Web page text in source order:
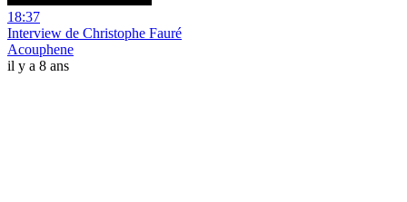
18:37
Interview de Christophe Fauré
Acouphene
il y a 8 ans